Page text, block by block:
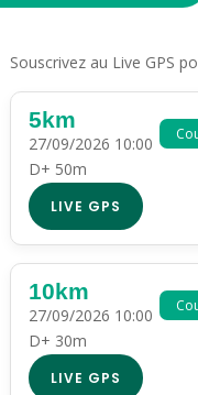
Souscrivez au Live GPS
5km
27/09/2026 10:00
D+ 50m
LIVE GPS
10km
27/09/2026 10:00
D+ 30m
LIVE GPS